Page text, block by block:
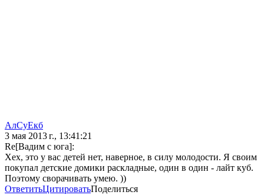
АлСуЕкб
3 мая 2013 г., 13:41:21
Re[Вадим с юга]:
Хех, это у вас детей нет, наверное, в силу молодости. Я своим
покупал детские домики раскладные, один в один - лайт куб.
Поэтому сворачивать умею. ))
ОтветитьЦитироватьПоделиться